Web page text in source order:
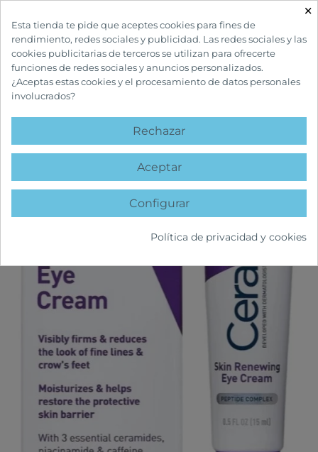
INICIO CUIDADOS FACIALES
favorite
×
Esta tienda te pide que aceptes cookies para fines de
rendimiento, redes sociales y publicidad. Las redes sociales y las
cookies publicitarias de terceros se utilizan para ofrecerte
funciones de redes sociales y anuncios personalizados.
¿Aceptas estas cookies y el procesamiento de datos personales
involucrados?
Rechazar
Aceptar
Configurar
Política de privacidad y cookies